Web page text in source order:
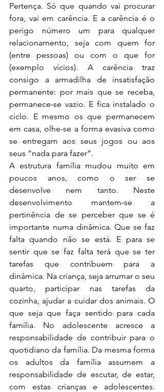
Pertença. Só que quando vai procurar
fora, vai em carência. E a carência é o
perigo número um para qualquer
relacionamento, seja com quem for
(entre pessoas) ou com o que for
(exemplo vícios). A carência traz
consigo a armadilha de insatisfação
permanente: por mais que se receba,
permanece-se vazio. E fica instalado o
ciclo. E mesmo os que permanecem
em casa, olhe-se a forma evasiva como
se entregam aos seus jogos ou aos
seus “nada para fazer”.
A estrutura família mudou muito em
poucos anos, como o ser se
desenvolve nem tanto. Neste
desenvolvimento mantem-se a
pertinência de se perceber que se é
importante numa dinâmica. Que se faz
falta quando não se está. E para se
sentir que se faz falta terá que se ter
tarefas que contribuem para a
dinâmica. Na criança, seja arrumar o seu
quarto, participar nas tarefas da
cozinha, ajudar a cuidar dos animais. O
que seja que faça sentido para cada
família. No adolescente acresce a
responsabilidade de contribuir para o
quotidiano da família. Da mesma forma
os adultos da família assumem a
responsabilidade de escutar, de estar,
com estas crianças e adolescentes.